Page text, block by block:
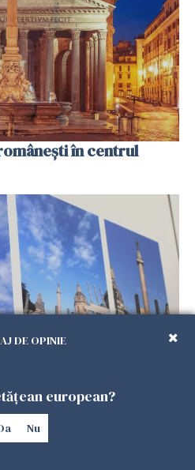
în centrul
și România
DE OPINIE
european?
Nu